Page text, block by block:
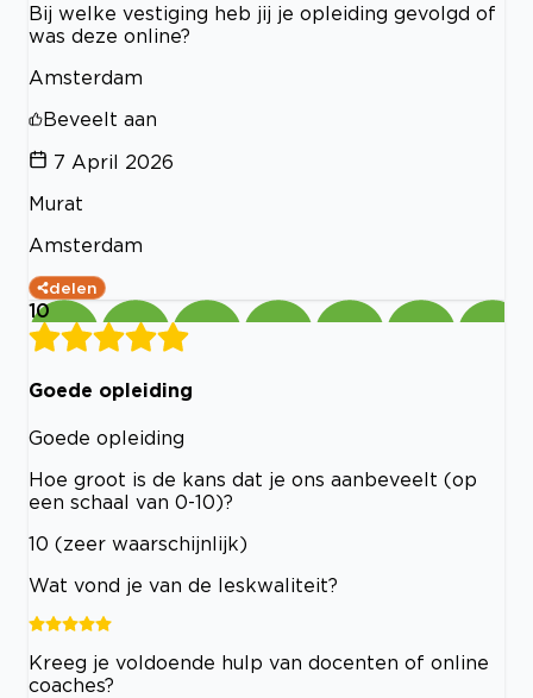
Bij welke vestiging heb jij je opleiding gevolgd of
was deze online?
Amsterdam
Beveelt aan
7 April 2026
Murat
Amsterdam
delen
10
Goede opleiding
Goede opleiding
Hoe groot is de kans dat je ons aanbeveelt (op
een schaal van 0-10)?
10 (zeer waarschijnlijk)
Wat vond je van de leskwaliteit?
Kreeg je voldoende hulp van docenten of online
coaches?